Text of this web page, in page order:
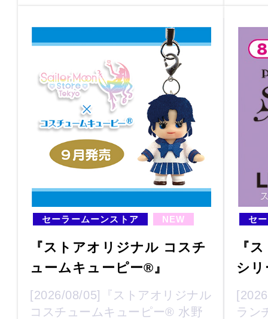
セーラームーンストア NEW
『ストアオリジナル コスチ
ュームキューピー®』
[2026/08/05]『ストアオリジナル
コスチュームキューピー® 水野
セ
『
シ
ラン